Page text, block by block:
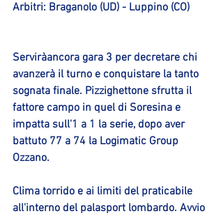
Arbitri: Braganolo (UD) - Luppino (CO)
Serviràancora gara 3 per decretare chi
avanzerà il turno e conquistare la tanto
sognata finale. Pizzighettone sfrutta il
fattore campo in quel di Soresina e
impatta sull'1 a 1 la serie, dopo aver
battuto 77 a 74 la Logimatic Group
Ozzano.
Clima torrido e ai limiti del praticabile
all'interno del palasport lombardo. Avvio